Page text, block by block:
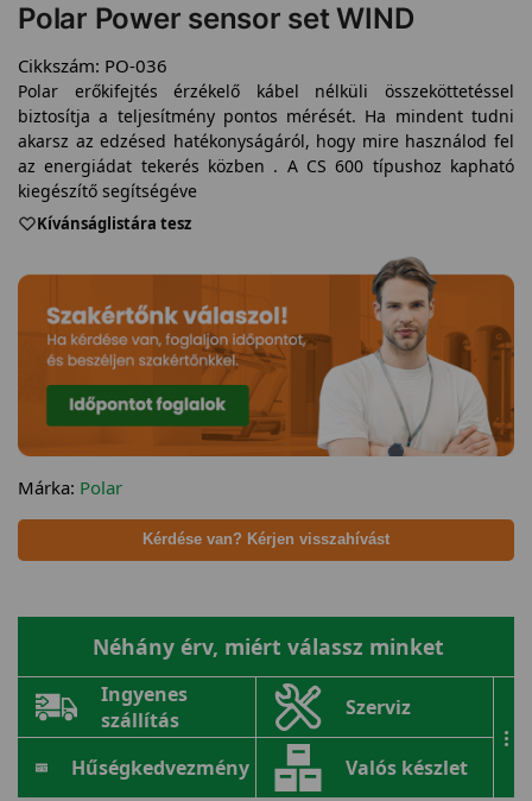
Polar Power sensor set WIND
Cikkszám: PO-036
Polar erőkifejtés érzékelő kábel nélküli összeköttetéssel
biztosítja a teljesítmény pontos mérését. Ha mindent tudni
akarsz az edzésed hatékonyságáról, hogy mire használod fel
az energiádat tekerés közben . A CS 600 típushoz kapható
kiegészítő segítségéve
Kívánságlistára tesz
Márka: Polar
Kérdése van? Kérjen visszahívást
Néhány érv, miért válassz minket
Ingyenes
szállítás
Szerviz
Hűségkedvezmény Valós készlet
...